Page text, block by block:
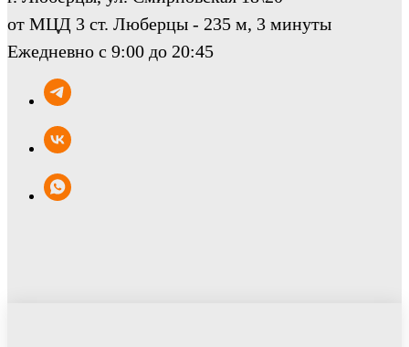
от МЦД 3 ст. Люберцы - 235 м, 3 минуты
Ежедневно с 9:00 до 20:45